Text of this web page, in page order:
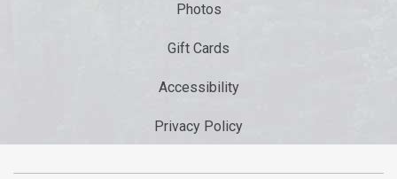
Photos
Gift Cards
Accessibility
Privacy Policy